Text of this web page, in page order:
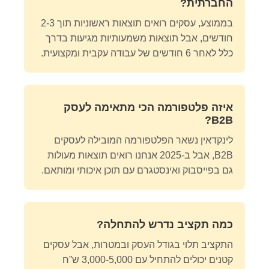
החברתית?
בממוצע, עסקים רואים תוצאות ראשוניות תוך 2-3
חודשים, אבל תוצאות משמעותיות מגיעות בדרך
כלל לאחר 6 חודשים של עבודה עקבית ומקצועית.
איזה פלטפורמה הכי מתאימה לעסק
B2B?
לינקדאין נשאר הפלטפורמה המובילה לעסקים
B2B, אבל ב-2025 אנחנו רואים תוצאות מעולות
גם בפייסבוק ואינסטגרם עם תוכן איכותי ומותאם.
כמה תקציב נדרש להתחלה?
התקציב תלוי בגודל העסק ובמטרות, אבל עסקים
קטנים יכולים להתחיל עם 3,000-5,000 ש”ח